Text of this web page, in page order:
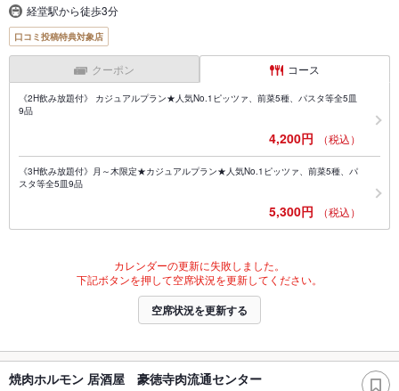
経堂駅から徒歩3分
口コミ投稿特典対象店
クーポン コース
《2H飲み放題付》 カジュアルプラン★人気No.1ピッツァ、前菜5種、パスタ等全5皿
9品
4,200円 （税込）
《3H飲み放題付》月～木限定★カジュアルプラン★人気No.1ピッツァ、前菜5種、パ
スタ等全5皿9品
5,300円 （税込）
カレンダーの更新に失敗しました。
下記ボタンを押して空席状況を更新してください。
空席状況を更新する
焼肉ホルモン 居酒屋 豪徳寺肉流通センター